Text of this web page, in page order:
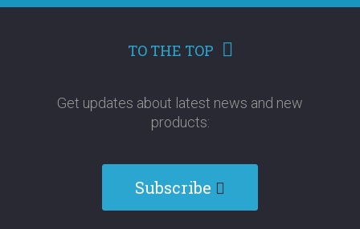
TO THE TOP
Get updates about latest news and new
products:​​​​​​​
Subscribe